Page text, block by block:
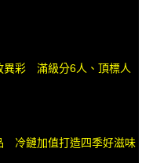
異彩 滿級分6人、頂標人
冷鏈加值打造四季好滋味